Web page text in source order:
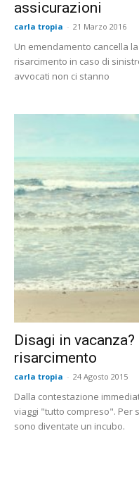
assicurazioni
carla tropia - 21 Marzo 2016
Un emendamento cancella
risarcimento in caso di
avvocati non ci stanno
Disagi in
risarcimento
carla tropia - 24 Agosto 2015
Dalla contestazione
viaggi "tutto compreso". Per
sono diventate un incubo.